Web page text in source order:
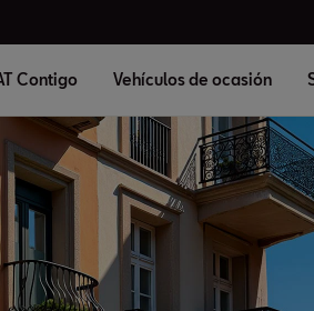
Contigo Vehículos de ocasión